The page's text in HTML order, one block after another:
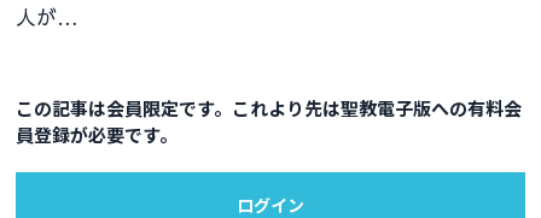
人が…
この記事は会員限定です。これより先は聖教電子版への有料会
員登録が必要です。
ログイン